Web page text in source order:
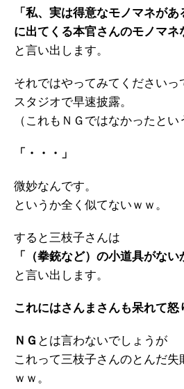
「私、実は得意なモノマネが
に出てくる本官さんのモノマネ
と言い出します。
それではやってみてくださいっ
スタジオで早速披露。
（これもＮＧではなかったとい
「・・・」
微妙なんです。
というか全く似てないｗｗ。
すると三枝子さんは
「（拳銃など）の小道具がない
と言い出します。
これにはさんまさんも呆れて怒
ＮＧ とは言わないでしょうが
これって三枝子さんのとんだ
ｗｗ。